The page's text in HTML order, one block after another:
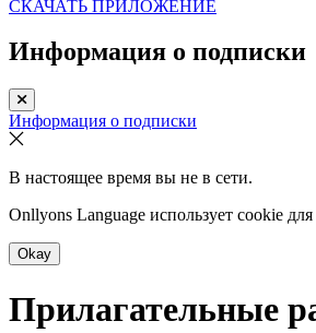
СКАЧАТЬ ПРИЛОЖЕНИЕ
Информация о подписки
Информация о подписки
В настоящее время вы не в сети.
Onllyons Language использует cookie
Okay
Прилагательные